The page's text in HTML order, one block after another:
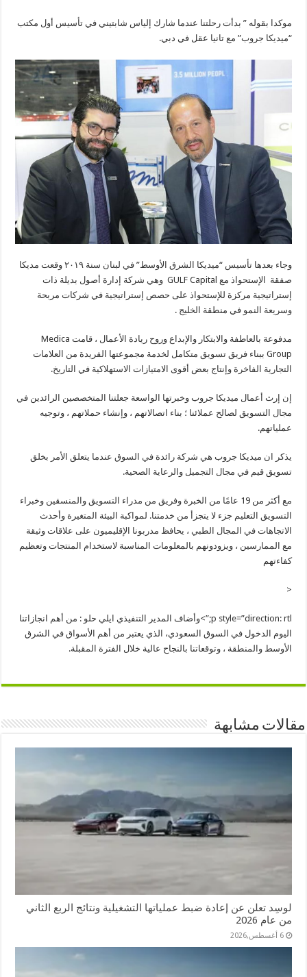
موكدا بقوله ” بدأت رحلتنا عندما شارك إلياس شابتيني في تأسيس أول مكتب
“ميديكا جروب” مع تانيا عقل في دبي.
وجاء بعدها تأسيس “ميديكا الشرق الأوسط” في لبنان سنة ٢٠١٩ وقعت مديكا
صفقة الإستحواذ مع GULF Capital وهي شركة إدارة أصول بديلة ذات
إستراتيجية مركزة للإستحواذ على حصص إستراتيجية في شركات مربحة
وسريعة النمو في منطقة الخليج .
مدفوعة بالعاطفة والابتكار والإبداع وروح ريادة الأعمال ، قامت Medica
Group ببناء فريق تسويق متكامل لخدمة مجموعتها الفريدة من العلامات
التجارية الفاخرة وإنتاج بعض أقوى الامتيازات الاستهلاكية في التاريخ.
إن إرث أعمال ميديكا جروب وخبرتها الواسعة جعلتنا المتخصصين الرائدين في
مجال التسويق لصالح عملائنا ؛ بناء اتصالاتهم ، وإنشاء حملاتهم ، وتوجيه
عملياتهم.
يذكر ان ميديكا جروب هي شركة رائدة في السوق عندما يتعلق الأمر بخلق
تسويق قيم في مجال التجميل والرعاية الصحية.
مع أكثر من 19 عامًا من الخبرة وفريق من مدراء التسويق والمنسقين وخبراء
التسويق التعليم جزء لا يتجزأ من خدمتنا. لمواكبة البيئة المتغيرة وأحدث
الاتجاهات في المجال الطبي ، يحافظ مدربونا الإقليميون على علاقات وثيقة
مع الممارسين ، ويزودونهم بالمعلومات المناسبة لاستخدام المنتجات وتعظيم
كفاءتهم
<
p style=”direction: rtl;”>وأضاف المدير التنفيذي ايلي حلو : من أهم انجازاتنا
اليوم الدخول في السوق السعودي، الذي يعتبر من أهم الأسواق في الشرق
الأوسط والمنطقة ، وتوقعاتنا بالنجاح عالية خلال الفترة المقبلة.
مقالات مشابهة
لوسِد تعلن عن إعادة ضبط عملياتها التشغيلية ونتائج الربع الثاني
من عام 2026
6 أغسطس,2026